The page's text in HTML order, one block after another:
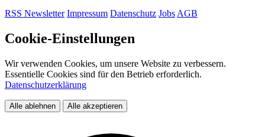
RSS Newsletter Impressum Datenschutz Jobs AGB
Cookie-Einstellungen
Wir verwenden Cookies, um unsere Website zu verbessern.
Essentielle Cookies sind für den Betrieb erforderlich.
Datenschutzerklärung
Alle ablehnen Alle akzeptieren